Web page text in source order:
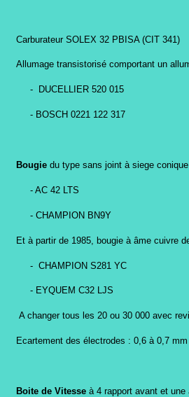
Carburateur SOLEX 32 PBISA (CIT 341)
Allumage transistorisé comportant un
- DUCELLIER 520 015
- BOSCH 0221 122 317
Bougie du type sans joint à siege
- AC 42 LTS
- CHAMPION BN9Y
Et à partir de 1985, bougie à âme cuivre
- CHAMPION S281 YC
- EYQUEM C32 LJS
A changer tous les 20 ou 30 000 avec
Ecartement des électrodes : 0,6 à 0,7 mm
Boite de Vitesse à 4 rapport avant et une